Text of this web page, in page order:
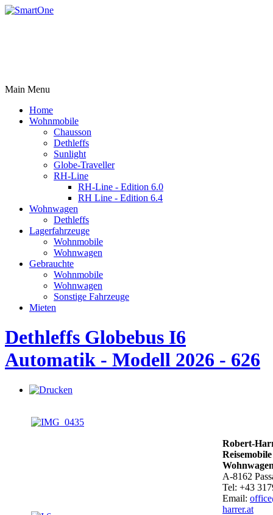
Main Menu
Home
Wohnmobile
Chausson
Dethleffs
Sunlight
Globe-Traveller
RH-Line
RH-Line - Edition 6.0
RH Line - Edition 6.4
Wohnwagen
Dethleffs
Lagerfahrzeuge
Wohnmobile
Wohnwagen
Gebrauchte
Wohnmobile
Wohnwagen
Sonstige Fahrzeuge
Mieten
Dethleffs Globebus I6
Automatik - Modell 2026 - 626
Robert-
A-8162
Tel: +43
Email:
harrer.at